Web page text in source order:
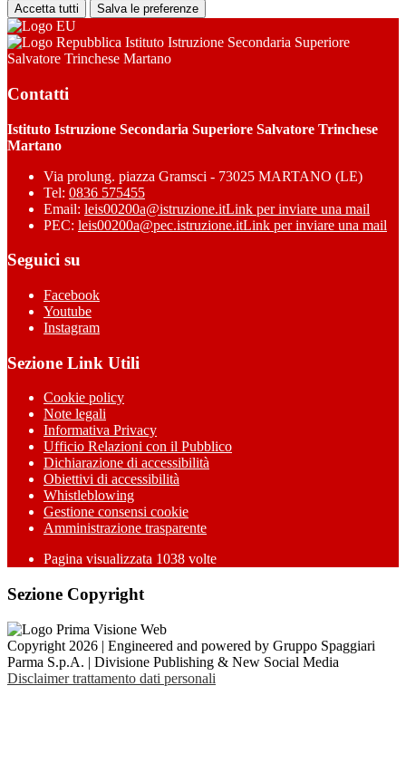
Accetta tutti Salva le preferenze
Istituto Istruzione Secondaria Superiore
Salvatore Trinchese Martano
Contatti
Istituto Istruzione Secondaria Superiore Salvatore Trinchese
Martano
Via prolung. piazza Gramsci - 73025 MARTANO (LE)
Tel: 0836 575455
Email: leis00200a@istruzione.itLink per inviare una mail
PEC: leis00200a@pec.istruzione.itLink per inviare una mail
Seguici su
Facebook
Youtube
Instagram
Sezione Link Utili
Cookie policy
Note legali
Informativa Privacy
Ufficio Relazioni con il Pubblico
Dichiarazione di accessibilità
Obiettivi di accessibilità
Whistleblowing
Gestione consensi cookie
Amministrazione trasparente
Pagina visualizzata 1038 volte
Sezione Copyright
Copyright 2026 | Engineered and powered by Gruppo Spaggiari
Parma S.p.A. | Divisione Publishing & New Social Media
Disclaimer trattamento dati personali